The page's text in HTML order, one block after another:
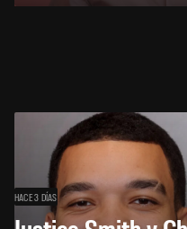
HACE 3 DÍAS